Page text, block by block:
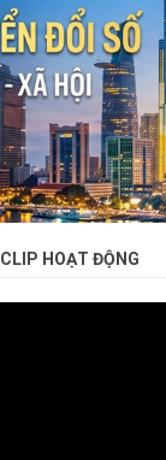
CLIP HOẠT ĐỘNG